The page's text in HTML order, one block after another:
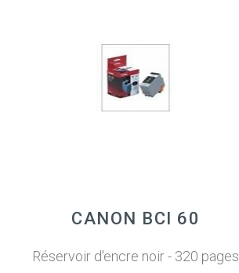
CANON BCI 60
Réservoir d'encre noir - 320 pages